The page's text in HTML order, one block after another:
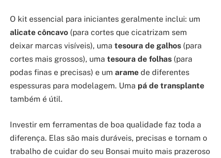
O kit essencial para iniciantes geralmente inclui: um
alicate côncavo (para cortes que cicatrizam sem
deixar marcas visíveis), uma tesoura de galhos (para
cortes mais grossos), uma tesoura de folhas (para
podas finas e precisas) e um arame de diferentes
espessuras para modelagem. Uma pá de transplante
também é útil.
Investir em ferramentas de boa qualidade faz toda a
diferença. Elas são mais duráveis, precisas e tornam o
trabalho de cuidar do seu Bonsai muito mais prazeroso